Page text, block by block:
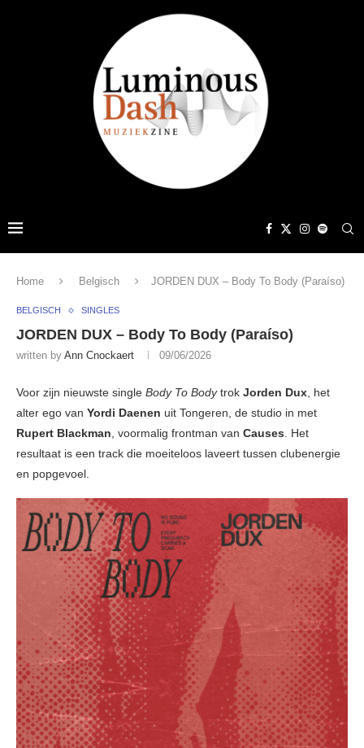
Home Belgisch JORDEN DUX – Body To Body (Paraíso)
BELGISCH SINGLES
JORDEN DUX – Body To Body (Paraíso)
written by Ann Cnockaert 09/06/2026
Voor zijn nieuwste single Body To Bodytrok Jorden Dux, het
alter ego van Yordi Daenen uit Tongeren, de studio in met
Rupert Blackman, voormalig frontman van Causes. Het
resultaat is een track die moeiteloos laveert tussen clubenergie
en popgevoel.